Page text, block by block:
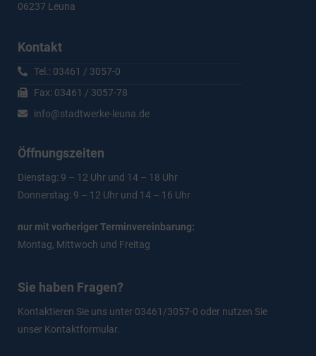
06237 Leuna
Kontakt
Tel.: 03461 / 3057-0
Fax: 03461 / 3057-78
info@stadtwerke-leuna.de
Öffnungszeiten
Dienstag: 9 – 12 Uhr und 14 – 18 Uhr
Donnerstag: 9 – 12 Uhr und 14 – 16 Uhr
nur mit vorheriger Terminvereinbarung:
Montag, Mittwoch und Freitag
Sie haben Fragen?
Kontaktieren Sie uns unter 03461/3057-0 oder nutzen Sie
unser Kontaktformular.